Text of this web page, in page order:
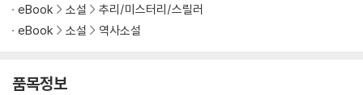
eBook 소설
추리/미스터리/스릴러
eBook
소설 역사소설
품목정보